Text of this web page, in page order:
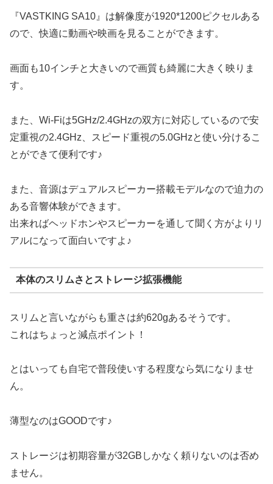
『VASTKING SA10』は解像度が1920*1200ピクセルある
ので、快適に動画や映画を見ることができます。
画面も10インチと大きいので画質も綺麗に大きく映りま
す。
また、Wi-Fiは5GHz/2.4GHzの双方に対応しているので安
定重視の2.4GHz、スピード重視の5.0GHzと使い分けるこ
とができて便利です♪
また、音源はデュアルスピーカー搭載モデルなので迫力の
ある音響体験ができます。
出来ればヘッドホンやスピーカーを通して聞く方がよりリ
アルになって面白いですよ♪
本体のスリムさとストレージ拡張機能
スリムと言いながらも重さは約620gあるそうです。
これはちょっと減点ポイント！
とはいっても自宅で普段使いする程度なら気になりませ
ん。
薄型なのはGOODです♪
ストレージは初期容量が32GBしかなく頼りないのは否め
ません。